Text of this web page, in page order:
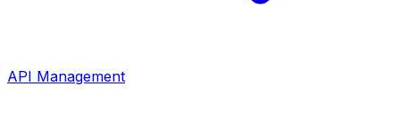
API Management